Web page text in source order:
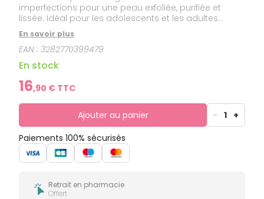
imperfections pour une peau exfoliée, purifiée et
lissée. Idéal pour les adolescents et les adultes
ayant une peau à tendance acnéique ou à
imperfections. Ce gel nettoyant offre un effet 3-en-1 :
il exfolie, purifie et lisse la peau. Grâce à son duo
d'acides kératolytiques et à la Comedoclastin, il aide
à réduire l'excès de sébum et à limiter la formation
de points noirs. Enrichi en Eau Thermale d'Avène, il est
apaisant et anti-irritant.
En savoir plus
EAN :3282770399479
En stock
16,90 € TTC
Ajouter au panier - 1 +
Paiements 100% sécurisés
Retrait en pharmacie
Offert